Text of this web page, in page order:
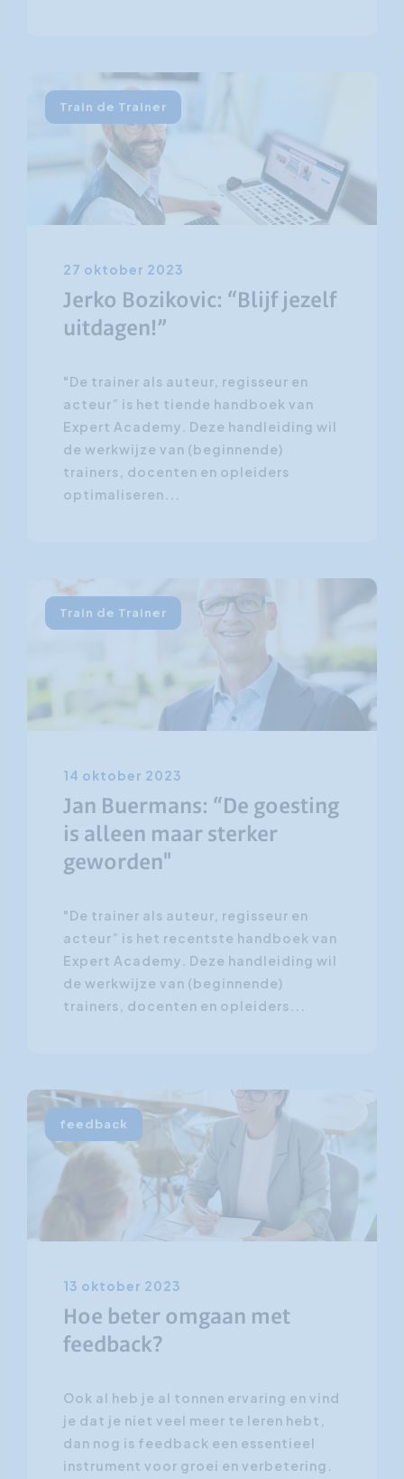
Train de Trainer
27 oktober 2023
Jerko Bozikovic: “Blijf jezelf
uitdagen!”
"De trainer als auteur, regisseur en
acteur” is het tiende handboek van
Expert Academy. Deze handleiding wil
de werkwijze van (beginnende)
trainers, docenten en opleiders
optimaliseren...
Train de Trainer
14 oktober 2023
Jan Buermans: “De goesting
is alleen maar sterker
geworden"
"De trainer als auteur, regisseur en
acteur” is het recentste handboek van
Expert Academy. Deze handleiding wil
de werkwijze van (beginnende)
trainers, docenten en opleiders...
feedback
13 oktober 2023
Hoe beter omgaan met
feedback?
Ook al heb je al tonnen ervaring en vind
je dat je niet veel meer te leren hebt,
dan nog is feedback een essentieel
instrument voor groei en verbetering.